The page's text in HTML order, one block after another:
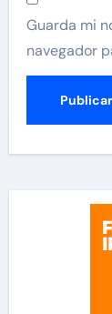
Guarda mi
navegador